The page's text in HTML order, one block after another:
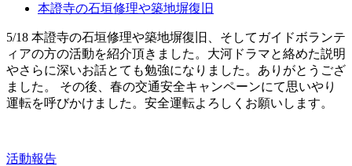
本證寺の石垣修理や築地塀復旧
5/18 本證寺の石垣修理や築地塀復旧、そしてガイドボランテ
ィアの方の活動を紹介頂きました。大河ドラマと絡めた説明
やさらに深いお話とても勉強になりました。ありがとうござ
ました。 その後、春の交通安全キャンペーンにて思いやり
運転を呼びかけました。安全運転よろしくお願いします。
活動報告